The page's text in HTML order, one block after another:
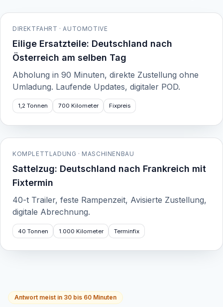
DIREKTFAHRT · AUTOMOTIVE
Eilige Ersatzteile: Deutschland nach
Österreich am selben Tag
Abholung in 90 Minuten, direkte Zustellung ohne
Umladung. Laufende Updates, digitaler POD.
1,2 Tonnen 700 Kilometer Fixpreis
KOMPLETTLADUNG · MASCHINENBAU
Sattelzug: Deutschland nach Frankreich mit
Fixtermin
40-t Trailer, feste Rampenzeit, Avisierte Zustellung,
digitale Abrechnung.
40 Tonnen 1.000 Kilometer Terminfix
Antwort meist in 30 bis 60 Minuten